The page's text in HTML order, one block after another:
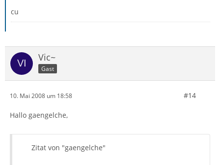
cu
Vic~
Gast
10. Mai 2008 um 18:58 #14
Hallo gaengelche,
Zitat von "gaengelche"